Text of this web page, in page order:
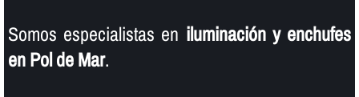
Somos especialistas en iluminación y enchufes
en Pol de Mar.